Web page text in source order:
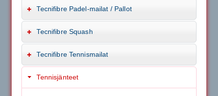
Tecnifibre Padel-mailat / Pallot
Tecnifibre Squash
Tecnifibre Tennismailat
Tennisjänteet